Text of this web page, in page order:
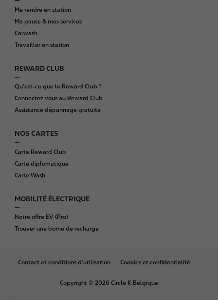
o
o
t
e
Me rendre en station
Ma pause & mes services
Carwash
Travailler en station
REWARD CLUB
Qu'est-ce que le Reward Club ?
Connectez vous au Reward Club
Assistance dépannage gratuite
NOS CARTES
Carte Reward Club
Carte diplomatique
Carte Wash
MOBILITÉ ÉLECTRIQUE
Notre offre EV (Pro)
Trouver une borne de recharge
B
Contact et conditions d'utilisation Cookies et confidentialité
Copyright © 2026 Circle K Belgique